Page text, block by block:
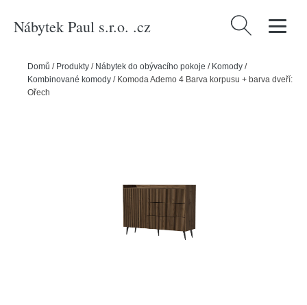
Nábytek Paul s.r.o. .cz Vyhledávání
Domů / Produkty / Nábytek do obývacího pokoje / Komody /
Kombinované komody / Komoda Ademo 4 Barva korpusu + barva dveří:
Ořech